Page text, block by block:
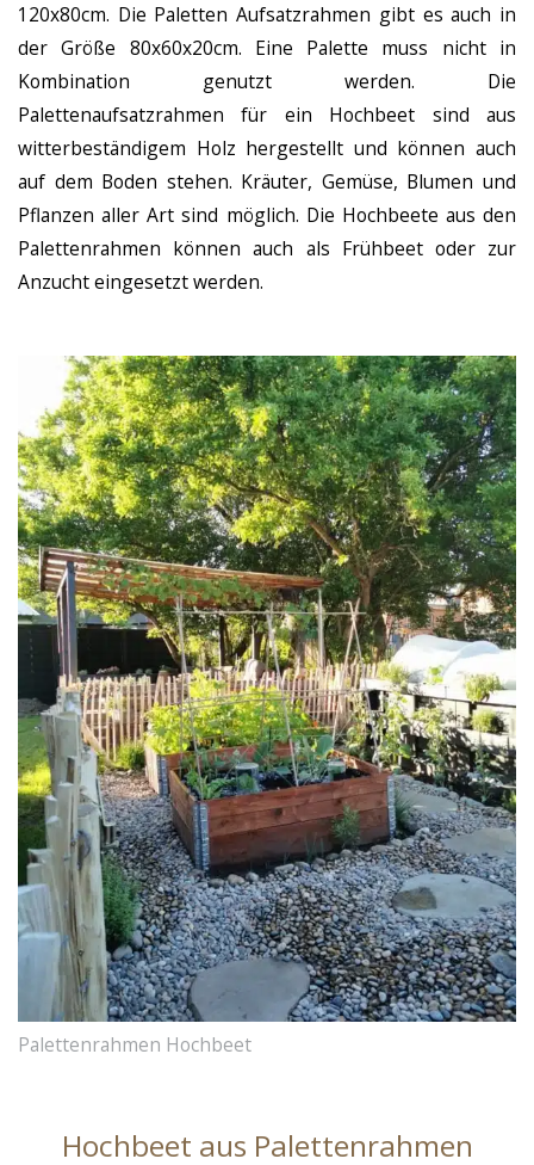
120x80cm. Die Paletten Aufsatzrahmen gibt es auch in
der Größe 80x60x20cm. Eine Palette muss nicht in
Kombination genutzt werden. Die
Palettenaufsatzrahmen für ein Hochbeet sind aus
witterbeständigem Holz hergestellt und können auch
auf dem Boden stehen. Kräuter, Gemüse, Blumen und
Pflanzen aller Art sind möglich. Die Hochbeete aus den
Palettenrahmen können auch als Frühbeet oder zur
Anzucht eingesetzt werden.
Palettenrahmen Hochbeet
Hochbeet aus Palettenrahmen